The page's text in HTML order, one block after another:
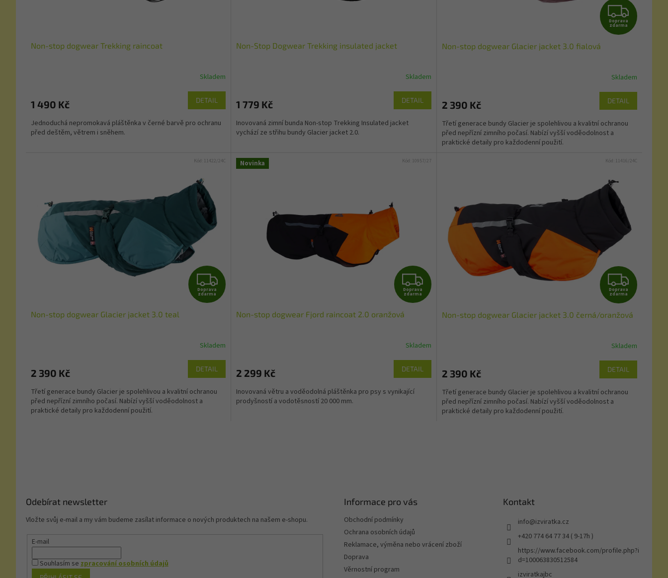
Non-stop dogwear Trekking raincoat
Skladem
1 490 Kč DETAIL
Jednoduchá nepromokavá pláštěnka v černé barvě pro ochranu
před deštěm, větrem i sněhem.
Non-Stop Dogwear Trekking insulated jacket
Skladem
1 779 Kč DETAIL
Inovovaná zimní bunda Non-stop Trekking Insulated jacket
vychází ze střihu bundy Glacier jacket 2.0.
Z
D
R
M
A
Doprava
zdarma
Non-stop dogwear Glacier jacket 3.0 fialová
Skladem
2 390 Kč DETAIL
Třetí generace bundy Glacier je spolehlivou a kvalitní ochranou
před nepřízní zimního počasí. Nabízí vyšší voděodolnost a
praktické detaily pro každodenní použití.
Z
D
R
M
A
Doprava
zdarma
Non-stop dogwear Glacier jacket 3.0 teal
Skladem
2 390 Kč DETAIL
Třetí generace bundy Glacier je spolehlivou a kvalitní ochranou
před nepřízní zimního počasí. Nabízí vyšší voděodolnost a
praktické detaily pro každodenní použití.
Kód: 11422/24C Novinka
Z
D
R
M
A
Doprava
zdarma
Non-stop dogwear Fjord raincoat 2.0 oranžová
Skladem
2 299 Kč DETAIL
Inovovaná větru a voděodolná pláštěnka pro psy s vynikající
prodyšností a vodotěsností 20 000 mm.
Kód: 10957/27
Z
D
A
R
M
A
Doprava
zdarma
Non-stop dogwear Glacier jacket 3.0 černá/oranžová
Skladem
2 390 Kč DETAIL
Třetí generace bundy Glacier je spolehlivou a kvalitní ochranou
před nepřízní zimního počasí. Nabízí vyšší voděodolnost a
praktické detaily pro každodenní použití.
Kód: 11416/24C
Odebírat newsletter
Vložte svůj e-mail a my vám budeme zasílat informace o nových produktech na našem e-shopu.
E-mail
Souhlasím se zpracování osobních údajů
Informace pro vás
Obchodní podmínky
Ochrana osobních údajů
Reklamace, výměna nebo vrácení zboží
Doprava
Věrnostní program
Kontakt
info@izviratka.cz
+420 774 64 77 34 ( 9-17h )
https://www.facebook.com/profile.php?i
d=100063830512584
izviratkajbc